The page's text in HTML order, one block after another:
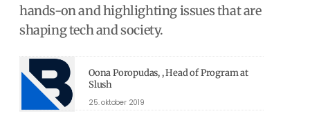
hands-on and highlighting issues that are
shaping tech and society.
Oona Poropudas, , Head of Program at
Slush
25. oktober 2019